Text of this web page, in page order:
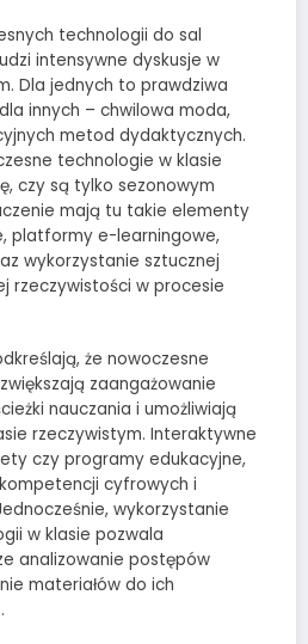
technologii do sal
intensywne dyskusje w
Dla jednych to prawdziwa
innych – chwilowa moda,
metod dydaktycznych.
technologie w klasie
czy są tylko sezonowym
mają tu takie elementy
platformy e-learningowe,
wykorzystanie sztucznej
rzeczywistości w procesie
że nowoczesne
zaangażowanie
nauczania i umożliwiają
rzeczywistym. Interaktywne
czy programy edukacyjne,
cyfrowych i
wykorzystanie
w klasie pozwala
analizowanie postępów
materiałów do ich